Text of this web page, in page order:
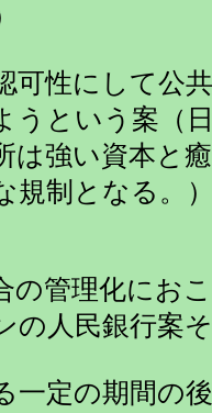
可性にして公
うという案（
は強い資本と
規制となる。
の管理化にお
の人民銀行案
一定の期間の